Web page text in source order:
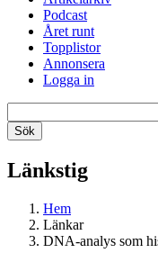
Podcast
Året runt
Topplistor
Annonsera
Logga in
Länkstig
Hem
Länkar
DNA-analys som